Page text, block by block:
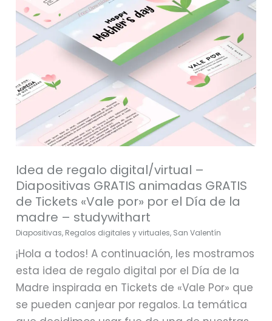
Idea de regalo digital/virtual –
Diapositivas GRATIS animadas GRATIS
de Tickets «Vale por» por el Día de la
madre – studywithart
Diapositivas, Regalos digitales y virtuales, San Valentín
¡Hola a todos! A continuación, les mostramos
esta idea de regalo digital por el Día de la
Madre inspirada en Tickets de «Vale Por» que
se pueden canjear por regalos. La temática
GRATIS
animadas
GRATIS
Tickets
«Vale
por»
Día
de
la
madre
–
studywithart